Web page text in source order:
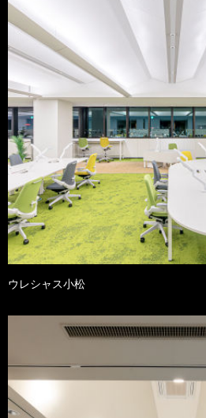
ウレシャス小松